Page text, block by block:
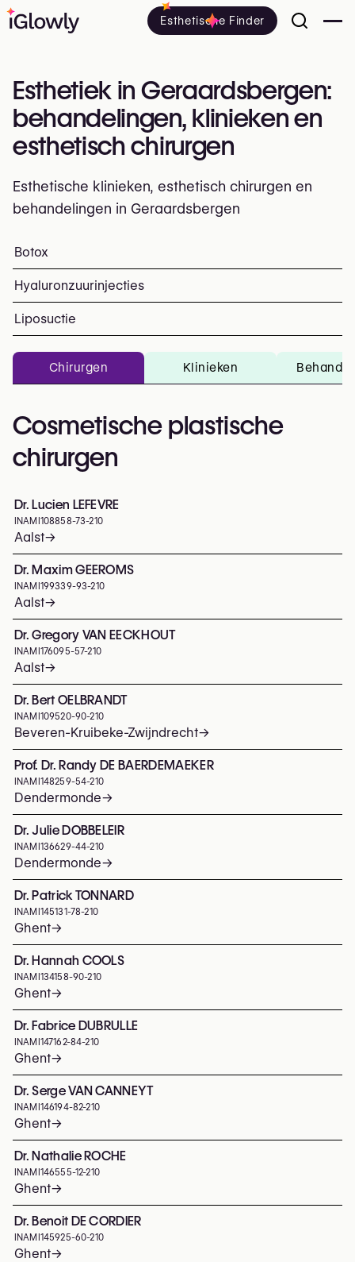
Esthetische Finder
Esthetiek in Geraardsbergen:
behandelingen, klinieken en
esthetisch chirurgen
Esthetische klinieken, esthetisch chirurgen en
behandelingen in Geraardsbergen
Alles over esthetiek in Geraardsbergen: klinieken,
Top ingrepen en
Botox
Hyaluronzuurinjecties
Liposuctie
Chirurgen Klinieken
Cosmetische plastische
chirurgen
Dr. Lucien LEFEVRE
INAMI 108858-73-210
Aalst→
Dr. Maxim GEEROMS
INAMI 199339-93-210
Aalst→
Dr. Gregory VAN EECKHOUT
INAMI 176095-57-210
Aalst→
Dr. Bert OELBRANDT
INAMI 109520-90-210
Beveren-Kruibeke-Zwijndrecht→
Prof. Dr. Randy DE BAERDEMAEKER
INAMI 148259-54-210
Dendermonde→
Dr. Julie DOBBELEIR
INAMI 136629-44-210
Dendermonde→
Dr. Patrick TONNARD
INAMI 145131-78-210
Ghent→
Dr. Hannah COOLS
INAMI 134158-90-210
Ghent→
Dr. Fabrice DUBRULLE
INAMI 147162-84-210
Ghent→
Dr. Serge VAN CANNEYT
INAMI 146194-82-210
Ghent→
Dr. Nathalie ROCHE
INAMI 146555-12-210
Ghent→
Dr. Benoit DE CORDIER
INAMI 145925-60-210
Ghent→